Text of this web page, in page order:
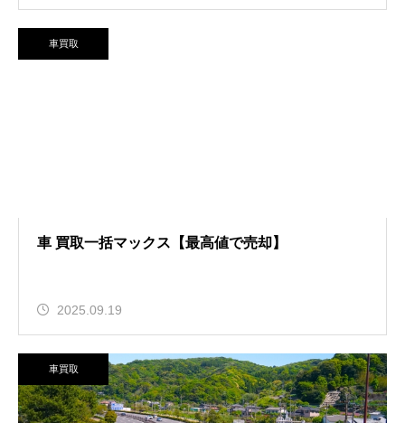
車買取
車 買取一括マックス【最高値で売却】
2025.09.19
車買取